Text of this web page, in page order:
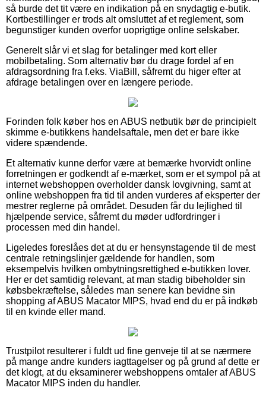
så burde det tit være en indikation på en snydagtig e-butik.
Kortbestillinger er trods alt omsluttet af et reglement, som
begunstiger kunden overfor uoprigtige online selskaber.
Generelt slår vi et slag for betalinger med kort eller
mobilbetaling. Som alternativ bør du drage fordel af en
afdragsordning fra f.eks. ViaBill, såfremt du higer efter at
afdrage betalingen over en længere periode.
Forinden folk køber hos en ABUS netbutik bør de principielt
skimme e-butikkens handelsaftale, men det er bare ikke
videre spændende.
Et alternativ kunne derfor være at bemærke hvorvidt online
forretningen er godkendt af e-mærket, som er et sympol på at
internet webshoppen overholder dansk lovgivning, samt at
online webshoppen fra tid til anden vurderes af eksperter der
mestrer reglerne på området. Desuden får du lejlighed til
hjælpende service, såfremt du møder udfordringer i
processen med din handel.
Ligeledes foreslåes det at du er hensynstagende til de mest
centrale retningslinjer gældende for handlen, som
eksempelvis hvilken ombytningsrettighed e-butikken lover.
Her er det samtidig relevant, at man stadig bibeholder sin
købsbekræftelse, således man senere kan bevidne sin
shopping af ABUS Macator MIPS, hvad end du er på indkøb
til en kvinde eller mand.
Trustpilot resulterer i fuldt ud fine genveje til at se nærmere
på mange andre kunders iagttagelser og på grund af dette er
det klogt, at du eksaminerer webshoppens omtaler af ABUS
Macator MIPS inden du handler.